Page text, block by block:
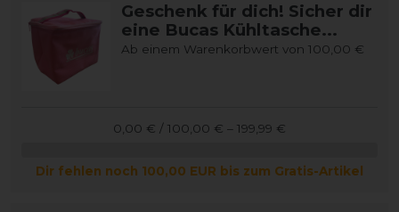
Geschenk für dich! Sicher dir
eine Bucas Kühltasche...
Ab einem Warenkorbwert von 100,00 €
0,00 € / 100,00 € – 199,99 €
Dir fehlen noch 100,00 EUR bis zum Gratis-Artikel